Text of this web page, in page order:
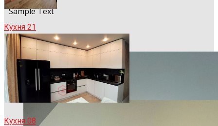
Sample Text
Кухня 21
Кухня 08